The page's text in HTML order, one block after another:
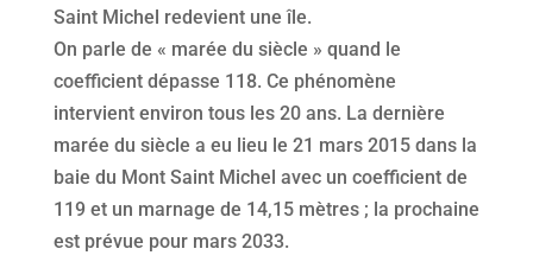
Saint Michel redevient une île.
On parle de « marée du siècle » quand le
coefficient dépasse 118. Ce phénomène
intervient environ tous les 20 ans. La dernière
marée du siècle a eu lieu le 21 mars 2015 dans la
baie du Mont Saint Michel avec un coefficient de
119 et un marnage de 14,15 mètres ; la prochaine
est prévue pour mars 2033.